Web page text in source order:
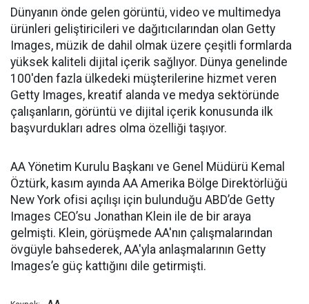
Dünyanın önde gelen görüntü, video ve multimedya
ürünleri geliştiricileri ve dağıtıcılarından olan Getty
Images, müzik de dahil olmak üzere çeşitli formlarda
yüksek kaliteli dijital içerik sağlıyor. Dünya genelinde
100'den fazla ülkedeki müşterilerine hizmet veren
Getty Images, kreatif alanda ve medya sektöründe
çalışanların, görüntü ve dijital içerik konusunda ilk
başvurdukları adres olma özelliği taşıyor.
AA Yönetim Kurulu Başkanı ve Genel Müdürü Kemal
Öztürk, kasım ayında AA Amerika Bölge Direktörlüğü
New York ofisi açılışı için bulunduğu ABD’de Getty
Images CEO’su Jonathan Klein ile de bir araya
gelmişti. Klein, görüşmede AA'nın çalışmalarından
övgüyle bahsederek, AA'yla anlaşmalarının Getty
Images’e güç kattığını dile getirmişti.